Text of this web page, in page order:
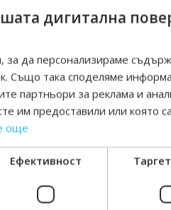
“Снежанка”
дигитална
за да персонализираме
Също така споделяме
партньори за реклама и
им предоставили или която
още
Ефективност